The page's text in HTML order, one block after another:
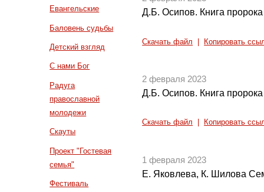
Евангельские
Баловень судьбы
Детский взгляд
С нами Бог
Радуга
православной
молодежи
Скауты
Проект "Гостевая
семья"
Фестиваль
Д.Б. Осипов. Книга
Скачать файл Копировать
2 февраля 2023
Д.Б. Осипов. Книга пророка
Скачать файл Копировать
1 февраля 2023
Е. Яковлева, К. Шилова